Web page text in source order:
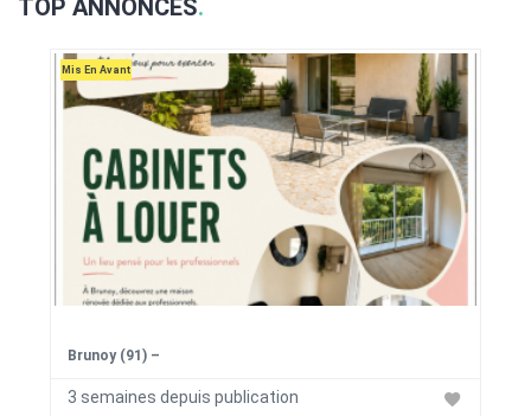
TOP ANNONCES
Mis En Avant
Brunoy (91) –
3 semaines depuis publication